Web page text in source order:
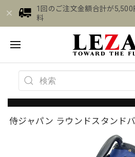
1回のご注文金額合計が
料
侍ジャパン ラウンドスタンド